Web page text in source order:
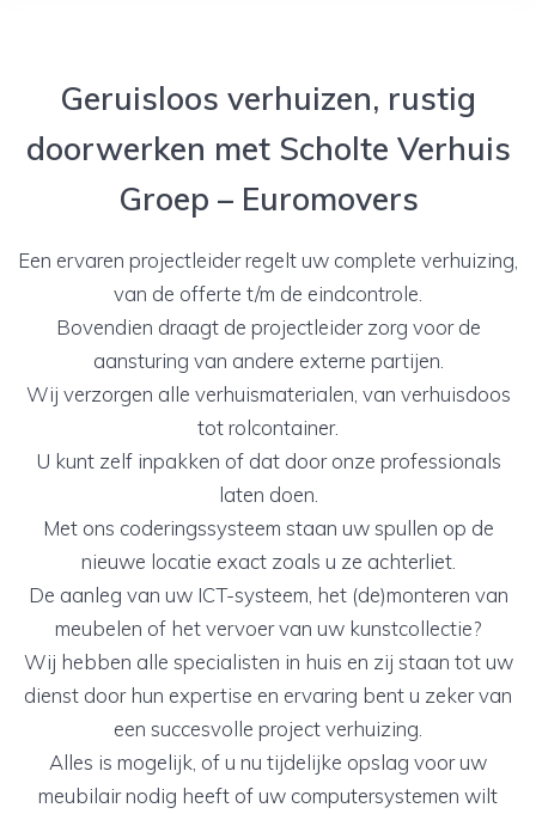
Geruisloos verhuizen, rustig
doorwerken met Scholte Verhuis
Groep – Euromovers
Een ervaren projectleider regelt uw complete verhuizing,
van de offerte t/m de eindcontrole.
Bovendien draagt de projectleider zorg voor de
aansturing van andere externe partijen.
Wij verzorgen alle verhuismaterialen, van verhuisdoos
tot rolcontainer.
U kunt zelf inpakken of dat door onze professionals
laten doen.
Met ons coderingssysteem staan uw spullen op de
nieuwe locatie exact zoals u ze achterliet.
De aanleg van uw ICT-systeem, het (de)monteren van
meubelen of het vervoer van uw kunstcollectie?
Wij hebben alle specialisten in huis en zij staan tot uw
dienst door hun expertise en ervaring bent u zeker van
een succesvolle project verhuizing.
Alles is mogelijk, of u nu tijdelijke opslag voor uw
meubilair nodig heeft of uw computersystemen wilt